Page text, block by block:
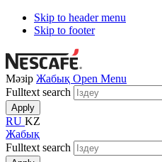
Skip to header menu
Skip to footer
Мәзір Жабық Open Menu
Fulltext search
RU KZ
Жабық
Fulltext search